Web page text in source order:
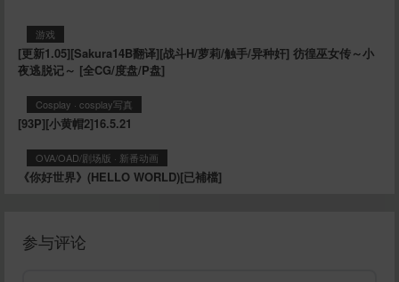
游戏
[更新1.05][Sakura14B翻译][战斗H/萝莉/触手/异种奸] 彷徨巫女传～小
夜逃脱记～ [全CG/度盘/P盘]
Cosplay · cosplay写真
[93P][小黄帽2]16.5.21
OVA/OAD/剧场版 · 新番动画
《你好世界》(HELLO WORLD)[已補檔]
参与评论